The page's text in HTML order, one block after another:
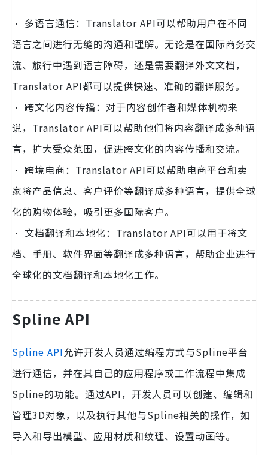
· 多语言通信：Translator API可以帮助用户在不同
语言之间进行无缝的沟通和理解。无论是在国际商务交
流、旅行中遇到语言障碍，还是需要翻译外文文档，
Translator API都可以提供快速、准确的翻译服务。
· 跨文化内容传播：对于内容创作者和媒体机构来
说，Translator API可以帮助他们将内容翻译成多种语
言，扩大受众范围，促进跨文化的内容传播和交流。
· 跨境电商：Translator API可以帮助电商平台和卖
家将产品信息、客户评价等翻译成多种语言，提供全球
化的购物体验，吸引更多国际客户。
· 文档翻译和本地化：Translator API可以用于将文
档、手册、软件界面等翻译成多种语言，帮助企业进行
全球化的文档翻译和本地化工作。
Spline API
Spline API允许开发人员通过编程方式与Spline平台
进行通信，并在其自己的应用程序或工作流程中集成
Spline的功能。通过API，开发人员可以创建、编辑和
管理3D对象，以及执行其他与Spline相关的操作，如
导入和导出模型、应用材质和纹理、设置动画等。